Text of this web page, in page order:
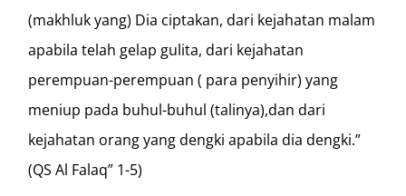
(makhluk yang) Dia ciptakan, dari kejahatan malam
apabila telah gelap gulita, dari kejahatan
perempuan-perempuan ( para penyihir) yang
meniup pada buhul-buhul (talinya),dan dari
kejahatan orang yang dengki apabila dia dengki.”
(QS Al Falaq” 1-5)